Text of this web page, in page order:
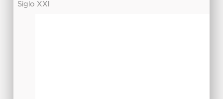
Siglo XXI